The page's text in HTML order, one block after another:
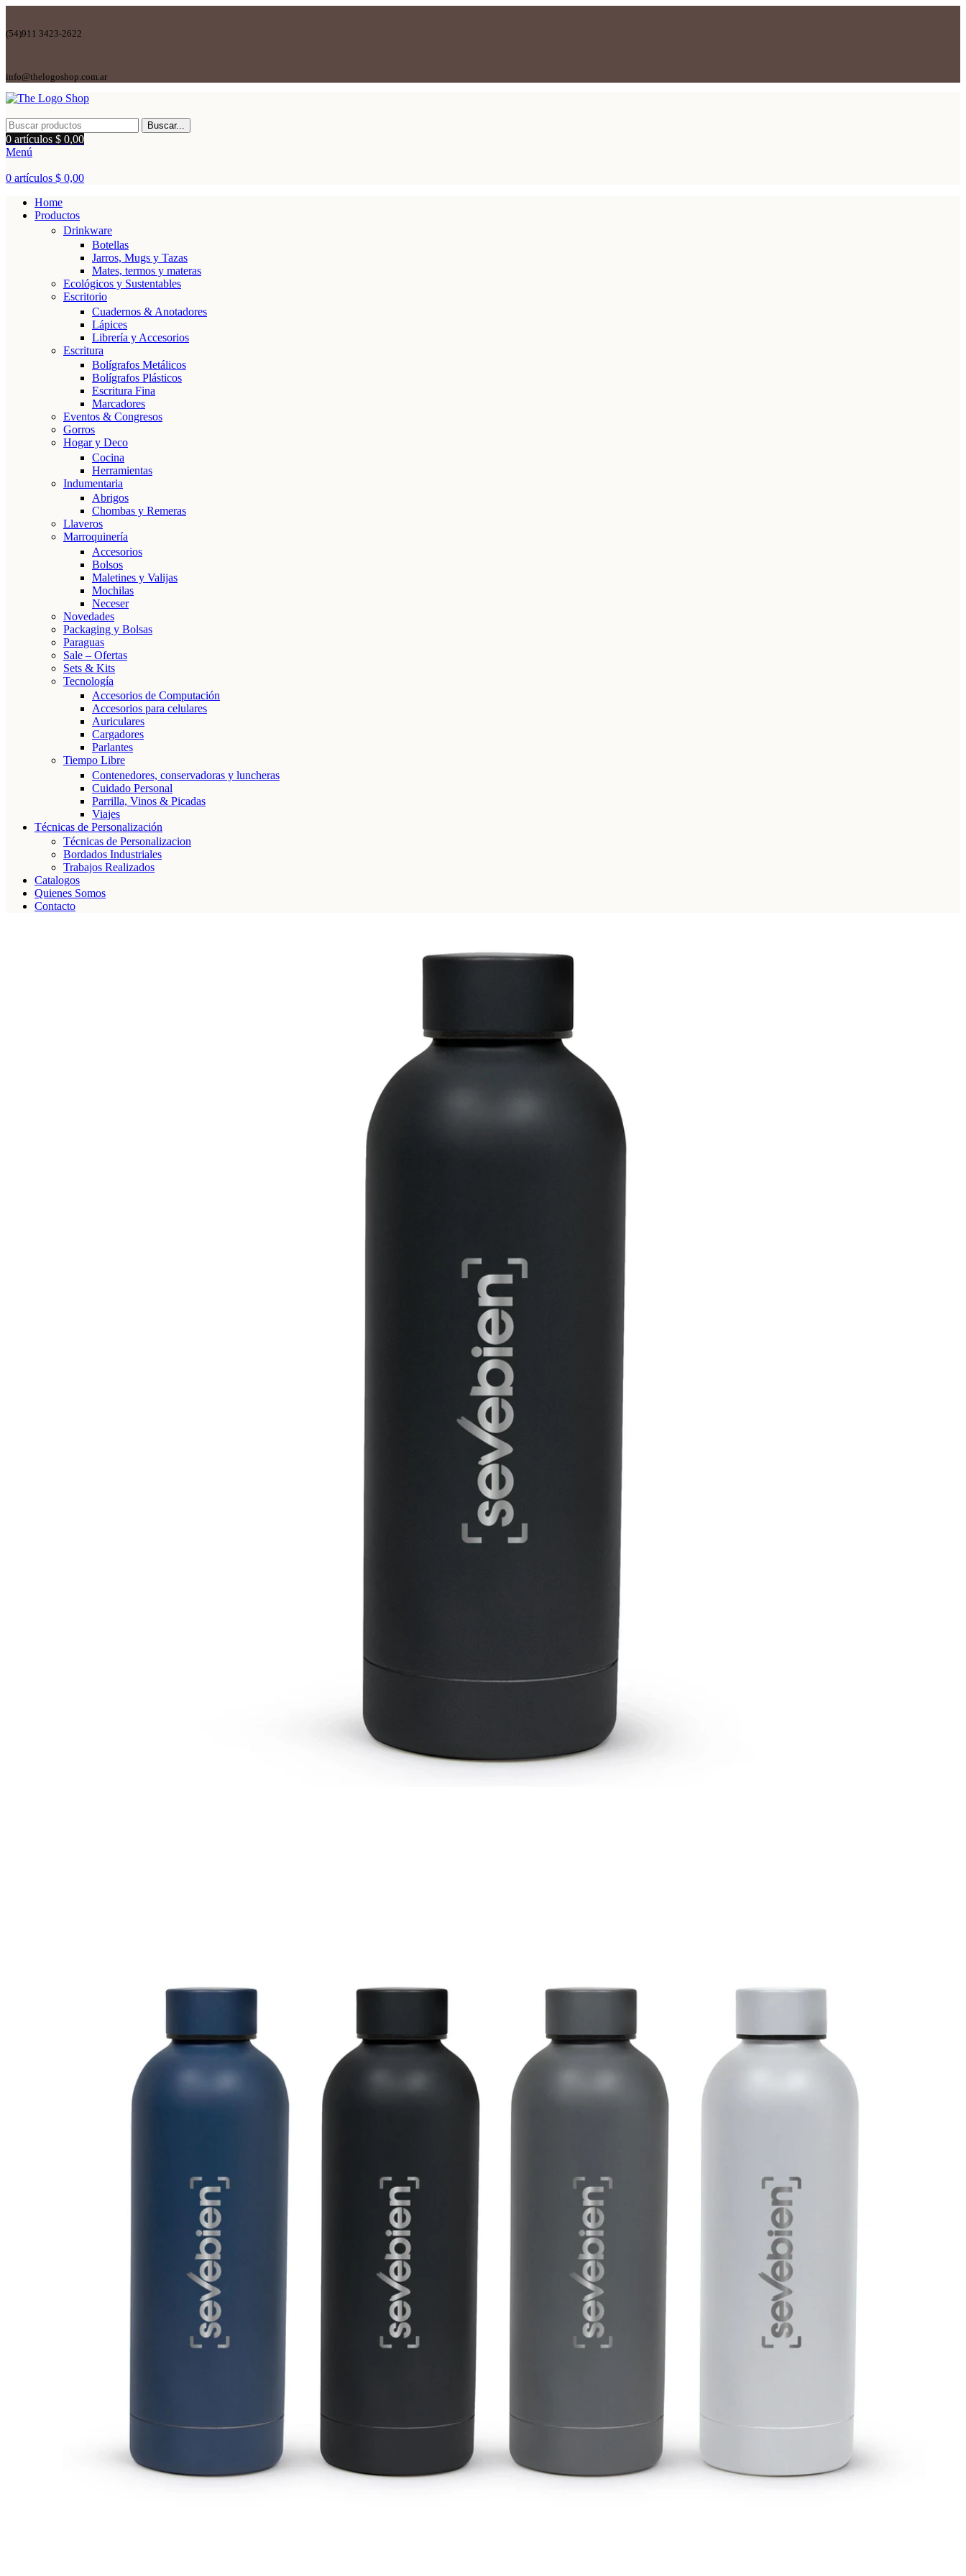
(54)911 3423-2622
info@thelogoshop.com.ar
Buscar...
0 artículos $ 0,00
Menú
0 artículos $ 0,00
Home
Productos
Drinkware
Botellas
Jarros, Mugs y Tazas
Mates, termos y materas
Ecológicos y Sustentables
Escritorio
Cuadernos & Anotadores
Lápices
Librería y Accesorios
Escritura
Bolígrafos Metálicos
Bolígrafos Plásticos
Escritura Fina
Marcadores
Eventos & Congresos
Gorros
Hogar y Deco
Cocina
Herramientas
Indumentaria
Abrigos
Chombas y Remeras
Llaveros
Marroquinería
Accesorios
Bolsos
Maletines y Valijas
Mochilas
Neceser
Novedades
Packaging y Bolsas
Paraguas
Sale – Ofertas
Sets & Kits
Tecnología
Accesorios de Computación
Accesorios para celulares
Auriculares
Cargadores
Parlantes
Tiempo Libre
Contenedores, conservadoras y luncheras
Cuidado Personal
Parrilla, Vinos & Picadas
Viajes
Técnicas de Personalización
Técnicas de Personalizacion
Bordados Industriales
Trabajos Realizados
Catalogos
Quienes Somos
Contacto